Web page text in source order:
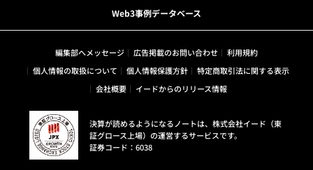
Web3事例データベース
編集部へメッセージ 広告掲載のお問い合わせ
利用規約
個人情報の取扱について
個人情報保護方針
特定商取引法に関する表示
会社概要
イードからのリリース情報
決算が読めるようになるノートは、株式会社イード（東
証グロース上場）の運営するサービスです。
証券コード：6038